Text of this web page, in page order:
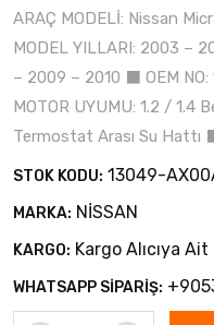
ARAÇ MODELİ: Nissan
MODEL YILLARI: 2003 –
– 2009 – 2010 ⬛ OEM
MOTOR UYUMU: 1.2 / 1.4
Termostat Arası Su Hattı
STOK KODU: 13049-
MARKA: NİSSAN
KARGO: Kargo Alıcıya Ait
WHATSAPP SİPARİŞ: